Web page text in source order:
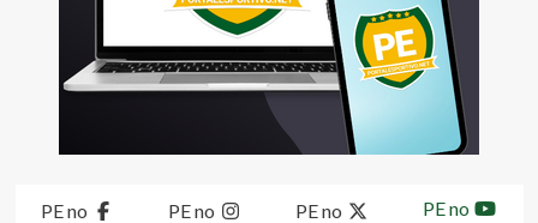
PE no PE no PE no PE no